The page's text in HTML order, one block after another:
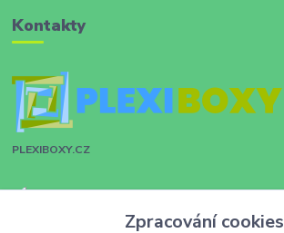
Kontakty
PLEXIBOXY.CZ
+420 731 028 753Zpracování cookies